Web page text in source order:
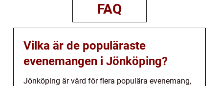
FAQ
Vilka är de populäraste
evenemangen i Jönköping?
Jönköping är värd för flera populära evenemang,